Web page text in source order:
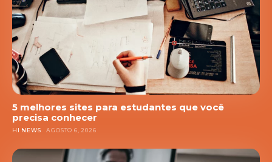
5 melhores sites para estudantes que você
precisa conhecer
HI NEWS AGOSTO 6, 2026